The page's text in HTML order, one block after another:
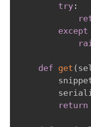
try :
except
def get (
return